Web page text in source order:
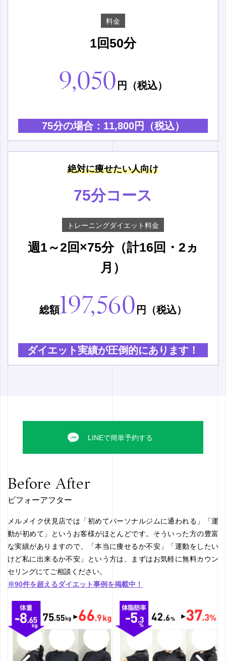
料金
1回50分
9,050 円（税込）
75分の場合：11,800円（税込）
絶対に痩せたい人向け
75分コース
トレーニングダイエット料金
週1～2回×75分（計16回・2ヵ
月）
総額197,560 円（税込）
ダイエット実績が圧倒的にあります！
LINEで簡単予約する
Before After
ビフォーアフター
メルメイク伏見店では「初めてパーソナルジムに通われる」「運
動が初めて」というお客様がほとんどです。そういった方の豊富
な実績がありますので、「本当に痩せるか不安」「運動をしたい
けど私に出来るか不安」という方は、まずはお気軽に無料カウン
セリングにてご相談ください。
※90件を超えるダイエット事例を掲載中！